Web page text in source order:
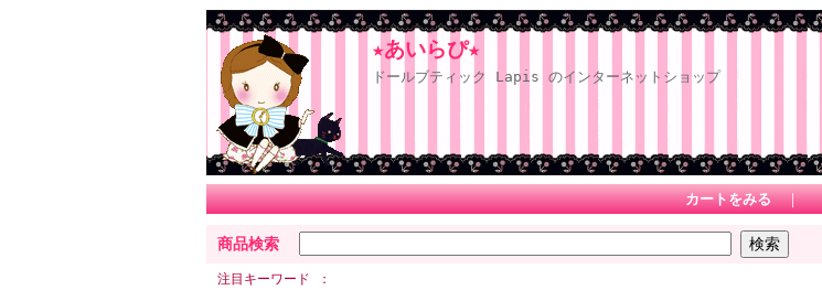
★あいらぴ★
ドールブティック Lapis のインターネットショップ
カートをみる ｜
商品検索
注目キーワード